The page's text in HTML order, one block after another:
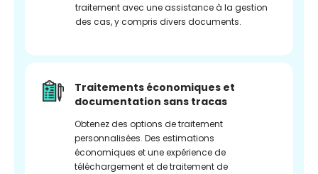
traitement avec une assistance à la gestion
des cas, y compris divers documents.
Traitements économiques et
documentation sans tracas
Obtenez des options de traitement
personnalisées. Des estimations
économiques et une expérience de
téléchargement et de traitement de